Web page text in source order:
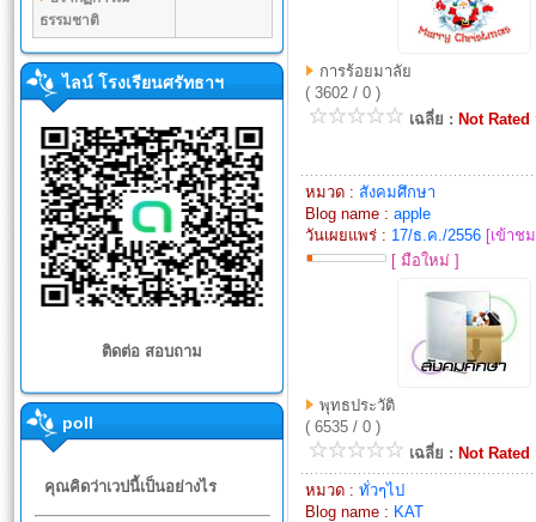
ธรรมชาติ
ไลน์ โรงเรียนศรัทธาฯ
ติดต่อ สอบถาม
poll
คุณคิดว่าเวปนี้เป็นอย่างไร
การร้อยมาลัย
( 3602 / 0 )
เฉลี่ย : Not Rated
หมวด : สังคมศึกษา
Blog name : apple
วันเผยแพร่ : 17/ธ.ค./2556 [เข้าช
[ มือใหม่ ]
พุทธประวัติ
( 6535 / 0 )
เฉลี่ย : Not Rated
หมวด : ทั่วๆไป
Blog name : KAT